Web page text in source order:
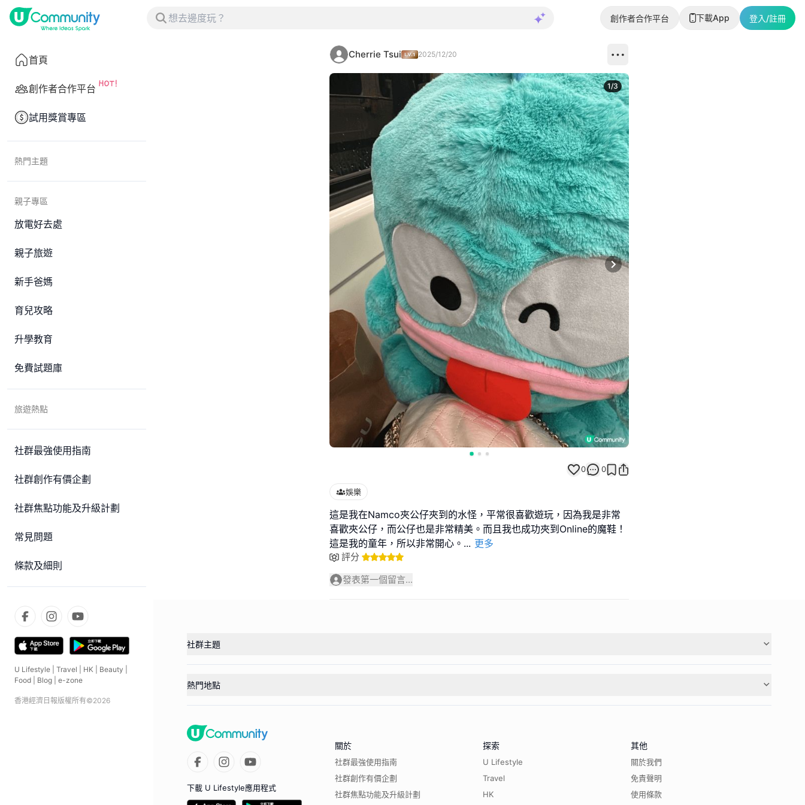
創作者合作平台 下載App 登入/註冊
首頁
創作者合作平台
試用獎賞專區
熱門主題
親子專區
放電好去處
親子旅遊
新手爸媽
育兒攻略
升學教育
免費試題庫
旅遊熱點
社群最強使用指南
社群創作有價企劃
社群焦點功能及升級計劃
常見問題
條款及細則
U Lifestyle Travel HK Beauty
Food
Blog e-zone
香港經濟日報版權所有©2026
Cherrie Tsui 2025/12/20
Next slide
1/3
0 0
娛樂
這是我在Namco夾公仔夾到的水怪，平常很喜歡遊玩，因為我是非常
喜歡夾公仔，而公仔也是非常精美。而且我也成功夾到Online的魔鞋！
這是我的童年，所以非常開心。 ... 更多
評分
發表第一個留言...
社群主題
熱門地點
下載 U Lifestyle應用程式
關於
社群最強使用指南
社群創作有價企劃
社群焦點功能及升級計劃
探索
U Lifestyle
Travel
HK
其他
關於我們
免責聲明
使用條款